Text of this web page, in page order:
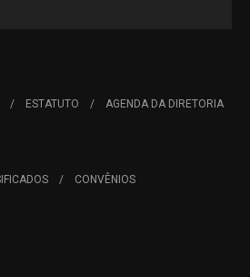
ESTATUTO AGENDA DA DIRETORIA
CONVÊNIOS